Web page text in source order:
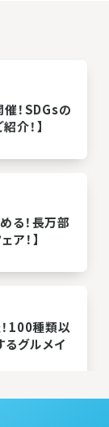
！SDGsの
介！】
る！長万部
ア！】
100種類以
るグルメイ